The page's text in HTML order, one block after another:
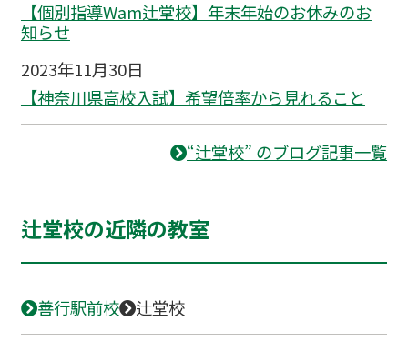
【個別指導Wam辻堂校】年末年始のお休みのお
知らせ
2023年11月30日
【神奈川県高校入試】希望倍率から見れること
“辻堂校” のブログ記事一覧
辻堂校の近隣の教室
善行駅前校 辻堂校